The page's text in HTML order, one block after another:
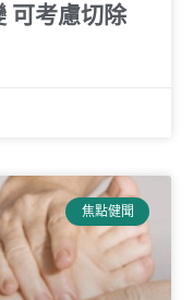
可考慮切除
焦點健聞